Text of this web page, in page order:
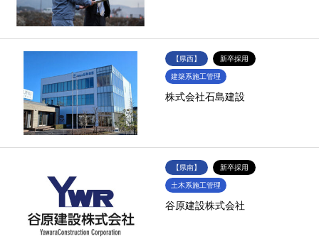
【県西】 新卒採用
建築系施工管理
株式会社石島建設
【県南】 新卒採用
土木系施工管理
谷原建設株式会社